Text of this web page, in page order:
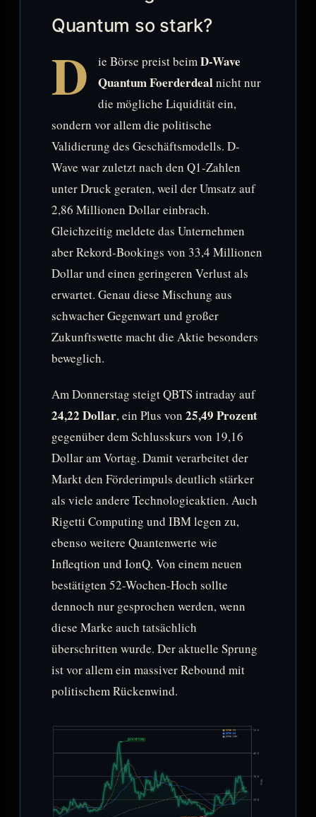
Quantum so stark?
D ie Börse preist beimD-Wave
Quantum Foerderdealnicht nur
die mögliche Liquidität ein,
sondern vor allem die politische
Validierung des Geschäftsmodells. D-
Wave war zuletzt nach den Q1-Zahlen
unter Druck geraten, weil der Umsatz auf
2,86 Millionen Dollar einbrach.
Gleichzeitig meldete das Unternehmen
aber Rekord-Bookings von 33,4 Millionen
Dollar und einen geringeren Verlust als
erwartet. Genau diese Mischung aus
schwacher Gegenwart und großer
Zukunftswette macht die Aktie besonders
beweglich.
Am Donnerstag steigt QBTS intraday auf
24,22 Dollar, ein Plus von 25,49 Prozent
gegenüber dem Schlusskurs von 19,16
Dollar am Vortag. Damit verarbeitet der
Markt den Förderimpuls deutlich stärker
als viele andere Technologieaktien. Auch
Rigetti Computing und IBM legen zu,
ebenso weitere Quantenwerte wie
Infleqtion und IonQ. Von einem neuen
bestätigten 52-Wochen-Hoch sollte
dennoch nur gesprochen werden, wenn
diese Marke auch tatsächlich
überschritten wurde. Der aktuelle Sprung
ist vor allem ein massiver Rebound mit
politischem Rückenwind.